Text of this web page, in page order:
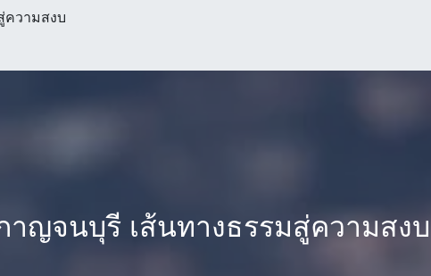
ความสงบ
ญจนบุรี เส้นทางธรรมสู่ความสงบ